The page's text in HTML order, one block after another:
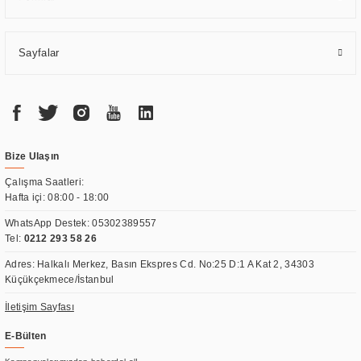
Sayfalar
Bize Ulaşın
Çalışma Saatleri:
Hafta içi: 08:00 - 18:00
WhatsApp Destek:05302389557
Tel: 0212 293 58 26
Adres: Halkalı Merkez, Basın Ekspres Cd. No:25 D:1 A Kat 2, 34303
Küçükçekmece/İstanbul
İletişim Sayfası
E-Bülten